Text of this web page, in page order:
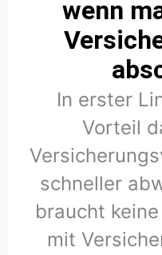
wenn
In erster
Vorteil
schneller
braucht
mit